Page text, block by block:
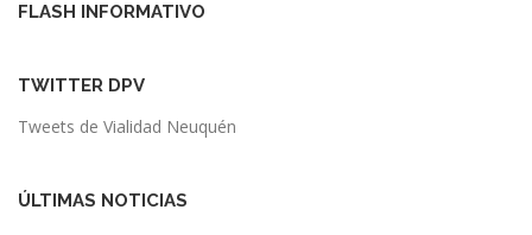
FLASH INFORMATIVO
TWITTER DPV
Tweets de Vialidad Neuquén
ÚLTIMAS NOTICIAS